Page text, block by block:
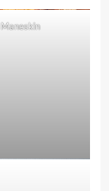
Maneskin